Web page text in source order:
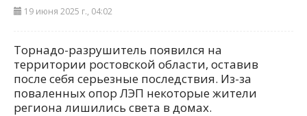
19 июня 2025 г., 04:02
Торнадо-разрушитель появился на
территории ростовской области, оставив
после себя серьезные последствия. Из-за
поваленных опор ЛЭП некоторые жители
региона лишились света в домах.